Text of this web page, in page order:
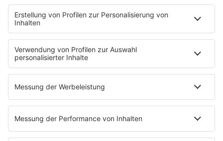
News
HITstory
Was macht eigentlich?
Listing
Back to the 90s
Mitmachen
Aktionen & Events
90s90s Countdown